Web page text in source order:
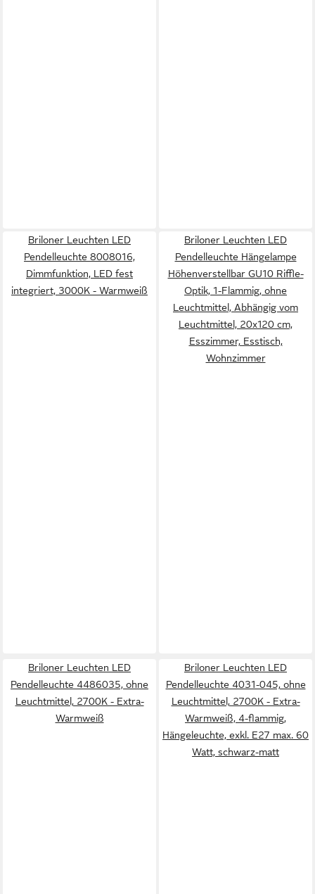
Briloner Leuchten LED
Pendelleuchte 8008016,
Dimmfunktion, LED fest
integriert, 3000K - Warmweiß
Briloner Leuchten LED
Pendelleuchte Hängelampe
Höhenverstellbar GU10 Riffle-
Optik, 1-Flammig, ohne
Leuchtmittel, Abhängig vom
Leuchtmittel, 20x120 cm,
Esszimmer, Esstisch,
Wohnzimmer
Briloner Leuchten LED
Pendelleuchte 4486035, ohne
Leuchtmittel, 2700K - Extra-
Warmweiß
Briloner Leuchten LED
Pendelleuchte 4031-045, ohne
Leuchtmittel, 2700K - Extra-
Warmweiß, 4-flammig,
Hängeleuchte, exkl. E27 max. 60
Watt, schwarz-matt